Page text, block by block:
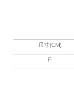
尺寸(CM)
F